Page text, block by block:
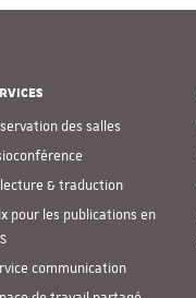
des salles
& traduction
pour les publications en
communication